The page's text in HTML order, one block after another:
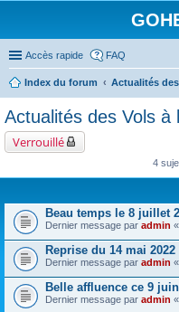
Accès rapide FAQ
Index du forum Actualités
Actualités des Vols à
Verrouillé
4
Beau temps le 8 juillet
Dernier message par admin «
Reprise du 14 mai 2022
Dernier message par admin «
Belle affluence ce 9
Dernier message par admin «